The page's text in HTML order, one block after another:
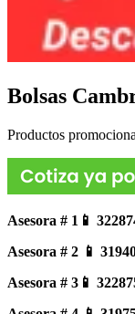
Bolsas
Productos
Asesora # 1📱
Asesora # 2 📱
Asesora # 3📱